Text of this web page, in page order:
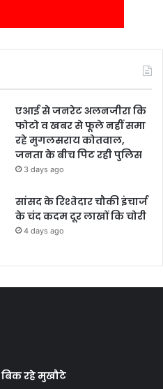
एआई से जनरेट अलनजीरा कि
फोटो व खबर से फूले नहीं समा
रहे मुगलसराय कोतवाल,
जनता के बीच पिट रही पुलिस
3 days ago
सांसद के रिश्तेदार चौकी इंचार्ज
के चंद कदम दूर लाखों कि चोरी
4 days ago
बिक रहे मुखौटे